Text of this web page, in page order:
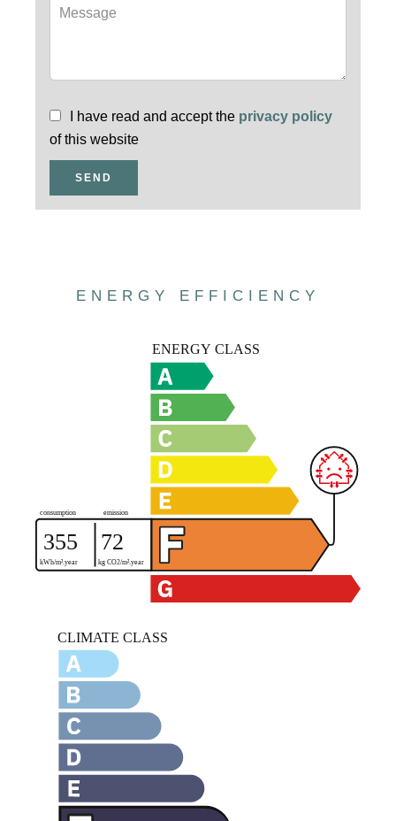
I have read and accept the privacy policy
of this website
SEND
ENERGY EFFICIENCY